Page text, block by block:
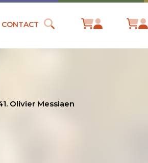
CONTACT
Olivier Messiaen